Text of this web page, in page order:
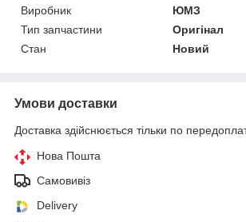
Виробник
ЮМЗ
Тип запчастини
Оригінал
Стан
Новий
Умови доставки
Доставка здійснюється тільки по
Нова Пошта
Самовивіз
Delivery